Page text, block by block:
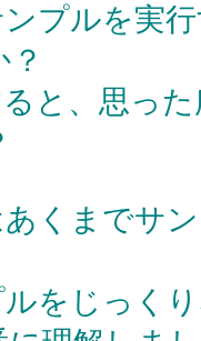
プルを実
と、思っ
くまでサ
をじっく